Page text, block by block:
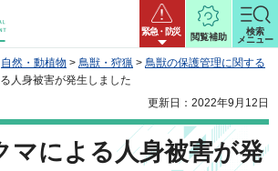
緊急・防災
閲覧補助
検索
メニュー
自然・動植物 > 鳥獣・狩猟 > 鳥獣の保護管理に関する
人身被害が発生しました
更新日：2022年9月12日
マによる人身被害が発